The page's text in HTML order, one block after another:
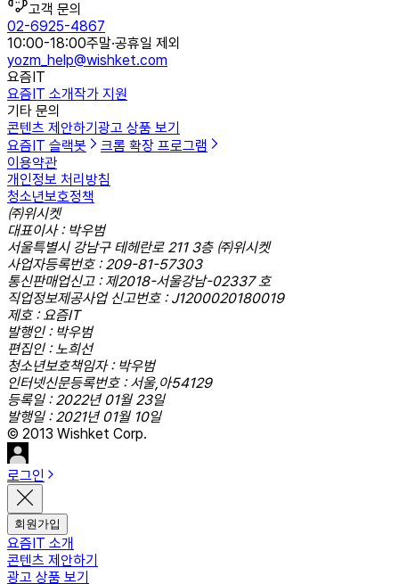
고객 문의
02-6925-4867
10:00-18:00주말·공휴일 제외
yozm_help@wishket.com
요즘IT
요즘IT 소개작가 지원
기타 문의
콘텐츠 제안하기 광고 상품 보기
요즘IT 슬랙봇
크롬 확장 프로그램
이용약관
개인정보 처리방침
청소년보호정책
㈜위시켓
대표이사 : 박우범
서울특별시 강남구 테헤란로 211 3층 ㈜위시켓
사업자등록번호 : 209-81-57303
통신판매업신고 : 제2018-서울강남-02337 호
직업정보제공사업 신고번호 : J1200020180019
제호 : 요즘IT
발행인 : 박우범
편집인 : 노희선
청소년보호책임자 : 박우범
인터넷신문등록번호 : 서울,아54129
등록일 : 2022년 01월 23일
발행일 : 2021년 01월 10일
© 2013 Wishket Corp.
로그인
회원가입
요즘IT 소개
콘텐츠 제안하기
광고 상품 보기